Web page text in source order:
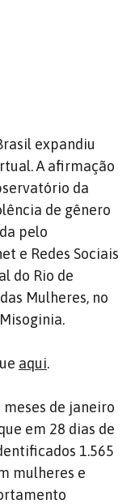
expandiu
A afirmação
da
de gênero
pelo
e Redes Sociais
do Rio de
Mulheres, no
aqui.
de janeiro
em 28 dias de
1.565
mulheres e